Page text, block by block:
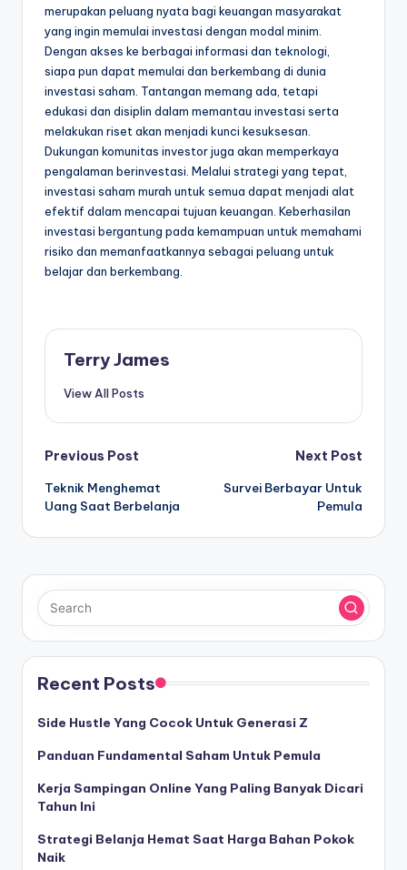
merupakan peluang nyata bagi keuangan masyarakat
yang ingin memulai investasi dengan modal minim.
Dengan akses ke berbagai informasi dan teknologi,
siapa pun dapat memulai dan berkembang di dunia
investasi saham. Tantangan memang ada, tetapi
edukasi dan disiplin dalam memantau investasi serta
melakukan riset akan menjadi kunci kesuksesan.
Dukungan komunitas investor juga akan memperkaya
pengalaman berinvestasi. Melalui strategi yang tepat,
investasi saham murah untuk semua dapat menjadi alat
efektif dalam mencapai tujuan keuangan. Keberhasilan
investasi bergantung pada kemampuan untuk memahami
risiko dan memanfaatkannya sebagai peluang untuk
belajar dan berkembang.
Terry James
View All Posts
Post
navigation
Previous Post
Teknik Menghemat
Uang Saat Berbelanja
Next Post
Survei Berbayar Untuk
Pemula
Recent Posts
Side Hustle Yang Cocok Untuk Generasi Z
Panduan Fundamental Saham Untuk Pemula
Kerja Sampingan Online Yang Paling Banyak Dicari
Tahun Ini
Strategi Belanja Hemat Saat Harga Bahan Pokok
Naik